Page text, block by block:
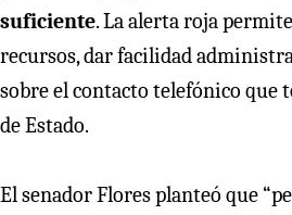
suficiente. La alerta roja
recursos, dar facilidad
sobre el contacto telefónico que
de Estado.
El senador Flores planteó que